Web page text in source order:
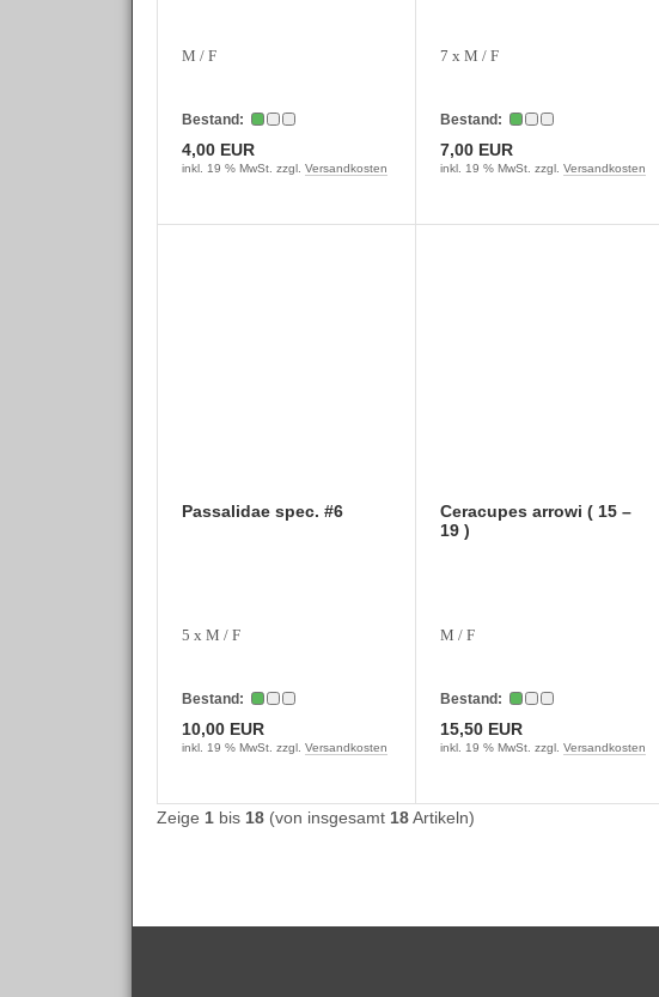
M / F
Bestand:
4,00 EUR
inkl. 19 % MwSt. zzgl. Versandkosten
7 x M / F
Bestand:
7,00 EUR
inkl. 19 % MwSt. zzgl. Versandkosten
Passalidae spec. #6
5 x M / F
Bestand:
10,00 EUR
inkl. 19 % MwSt. zzgl. Versandkosten
Ceracupes arrowi ( 15 –
19 )
M / F
Bestand:
15,50 EUR
inkl. 19 % MwSt. zzgl. Versandkosten
Zeige 1bis 18(von insgesamt 18Artikeln)